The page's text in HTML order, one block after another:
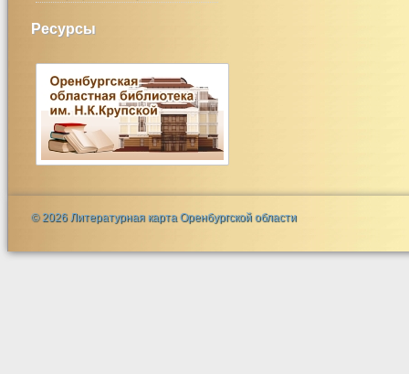
Ресурсы
© 2026 Литературная карта Оренбургской области